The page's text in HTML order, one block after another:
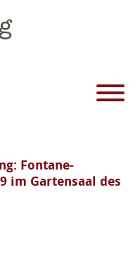
Fontane-
im Gartensaal des